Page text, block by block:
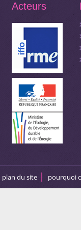
Acteurs
plan du site pourquoi